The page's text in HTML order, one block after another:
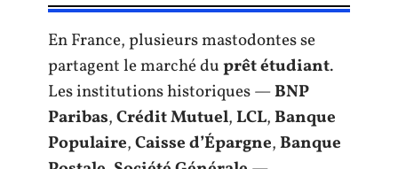
En France, plusieurs mastodontes se
partagent le marché duprêt étudiant.
Les institutions historiques —BNP
Paribas,Crédit Mutuel,LCL,Banque
Populaire,Caisse d’Épargne,Banque